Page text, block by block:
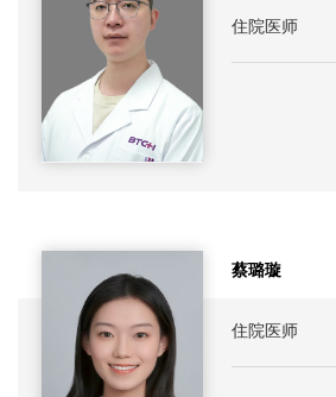
住院医师
蔡璐璇
住院医师